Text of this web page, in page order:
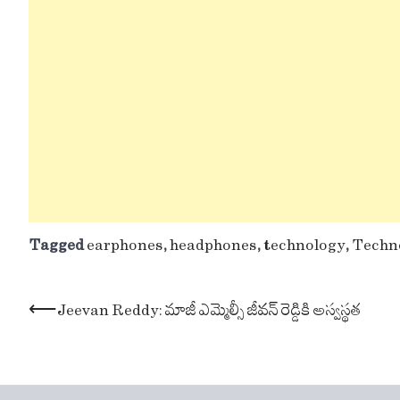
Taggedearphones,headphones,technology,
Post
⟵Jeevan Reddy: మాజీ ఎమ్మెల్సీ జీవన్ రెడ్డికి అస్వస్థత